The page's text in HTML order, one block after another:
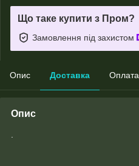
Що таке купити з Пром?
Замовлення під захистом
Опис Доставка Оплата
Опис